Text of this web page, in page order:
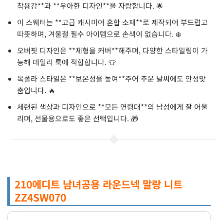
착용감**과 **우아한 디자인**을 자랑합니다. 🌟
이 스웨터는 **고급 캐시미어 혼합 소재**로 제작되어 부드럽고
따뜻하며, 겨울철 필수 아이템으로 손색이 없습니다. ❄️
오버핏 디자인은 **체형을 커버**해주며, 다양한 스타일링이 가
능해 데일리 룩에 적합합니다. 👕
목폴라 스타일은 **보온성을 높여**주어 추운 날씨에도 안성맞
춤입니다. 🔥
세련된 색상과 디자인으로 **모든 연령대**의 남성에게 잘 어울
리며, 선물용으로도 좋은 선택입니다. 🎁
210에디트 남녀공용 라운드넥 말랑 니트
ZZ4SW070